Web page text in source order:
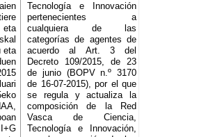
eta
Tecnología e Innovación
pertenecientes a
cualquiera de las
categorías de agentes de
acuerdo al Art. 3 del
Decreto 109/2015, de 23
de junio (BOPV n.º 3170
de 16-07-2015), por el que
se regula y actualiza la
composición de la Red
Vasca de Ciencia,
Tecnología e Innovación,